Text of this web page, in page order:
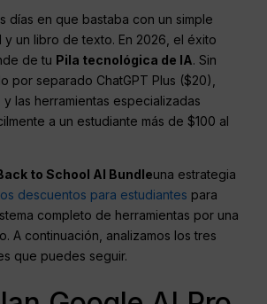
días en que bastaba con un simple
un libro de texto. En 2026, el éxito
de tu Pila tecnológica de IA. Sin
por separado ChatGPT Plus ($20),
, y las herramientas especializadas
a un estudiante más de $100 al
to School AI Bundleuna estrategia
descuentos para estudiantes para
completo de herramientas por una
A continuación, analizamos los tres
que puedes seguir.